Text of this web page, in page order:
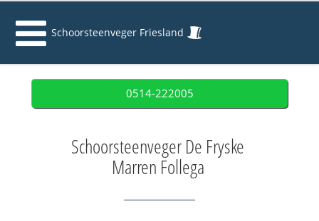
Schoorsteenveger Friesland
0514-222005
Schoorsteenveger De Fryske
Marren Follega